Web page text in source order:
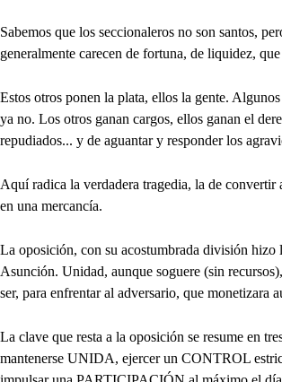
Sabemos que los seccionaleros no son santos,
generalmente carecen de fortuna, de liquidez,
Estos otros ponen la plata, ellos la gente.
ya no. Los otros ganan cargos, ellos ganan el
repudiados... y de aguantar y responder los
Aquí radica la verdadera tragedia, la de convertir
en una mercancía.
La oposición, con su acostumbrada división hizo
Asunción. Unidad, aunque soguere (sin
ser, para enfrentar al adversario, que monetizara
La clave que resta a la oposición se resume en
mantenerse UNIDA, ejercer un CONTROL